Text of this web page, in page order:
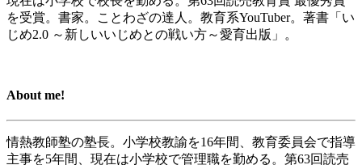
を受賞。書家。ことわざの達人。教育系YouTuber。著書「い
じめ2.0 ～新しいいじめとの戦い方～愛育出版」。
About me!
情熱教師塾の塾長。小学校教諭を16年間、教育委員会で指導
主事を5年間、現在は小学校で管理職を勤める。第63回読売